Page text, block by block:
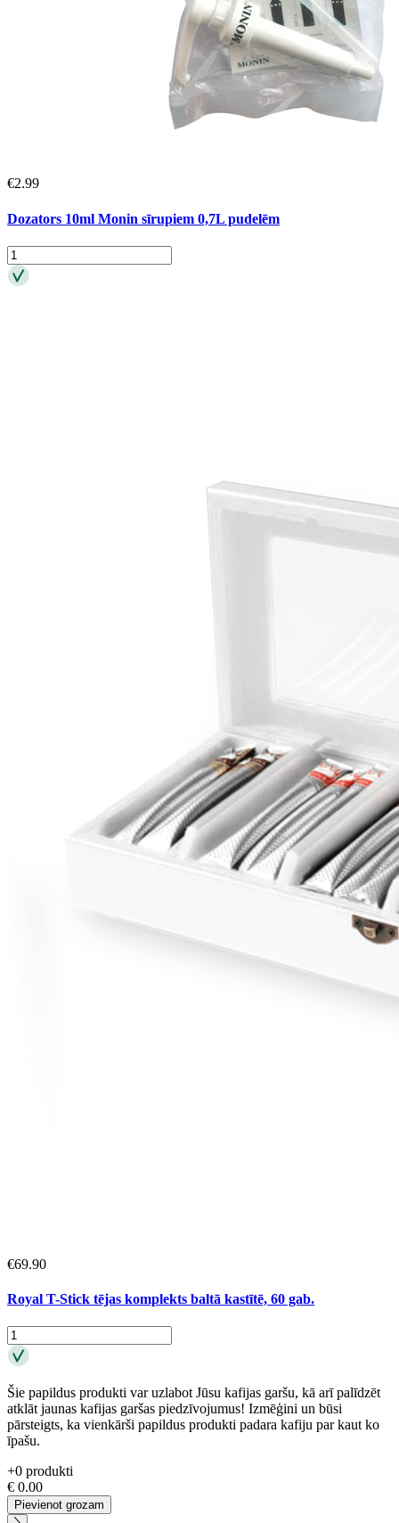
€2.99
Dozators 10ml Monin sīrupiem 0,7L pudelēm
€69.90
Royal T-Stick tējas komplekts baltā kastītē, 60 gab.
Šie papildus produkti var uzlabot Jūsu kafijas garšu, kā arī palīdzēt
atklāt jaunas kafijas garšas piedzīvojumus! Izmēģini un būsi
pārsteigts, ka vienkārši papildus produkti padara kafiju par kaut ko
īpašu.
+0 produkti
€ 0.00
Pievienot grozam